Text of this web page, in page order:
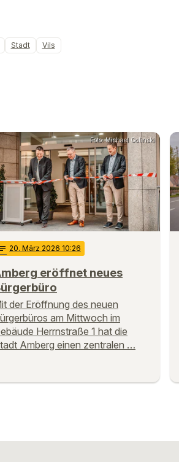
Stadt Vils
Foto: Michael Golinski
20. März 2026 10:26
eröffnet neues
der Eröffnung des neuen
am Mittwoch im
Herrnstraße 1 hat die
Amberg einen zentralen …